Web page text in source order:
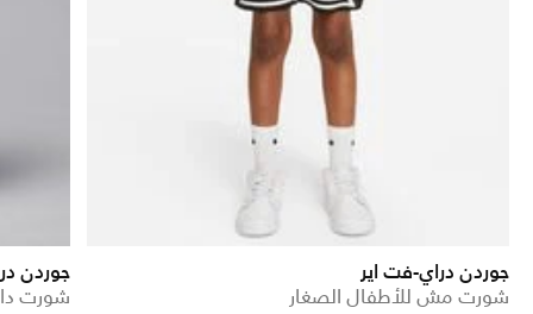
جوردن دراي-فت اير
شورت مش للأطفال الصغار
جوردن
شورت